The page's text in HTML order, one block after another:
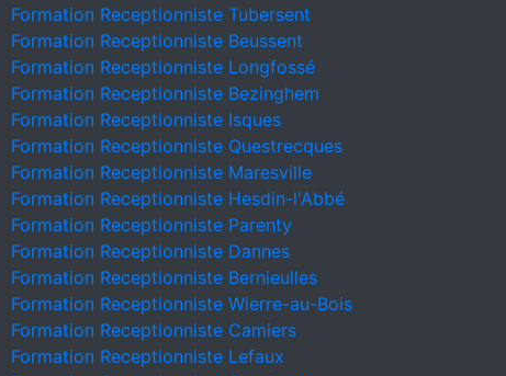
Formation Receptionniste Tubersent
Formation Receptionniste Beussent
Formation Receptionniste Longfossé
Formation Receptionniste Bezinghem
Formation Receptionniste Isques
Formation Receptionniste Questrecques
Formation Receptionniste Maresville
Formation Receptionniste Hesdin-l'Abbé
Formation Receptionniste Parenty
Formation Receptionniste Dannes
Formation Receptionniste Bernieulles
Formation Receptionniste Wierre-au-Bois
Formation Receptionniste Camiers
Formation Receptionniste Lefaux